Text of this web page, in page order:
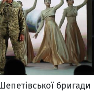
бригади